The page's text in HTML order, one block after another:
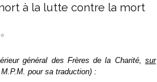
à la lutte contre la mort
général des Frères de la Charité, sur
pour sa traduction) :